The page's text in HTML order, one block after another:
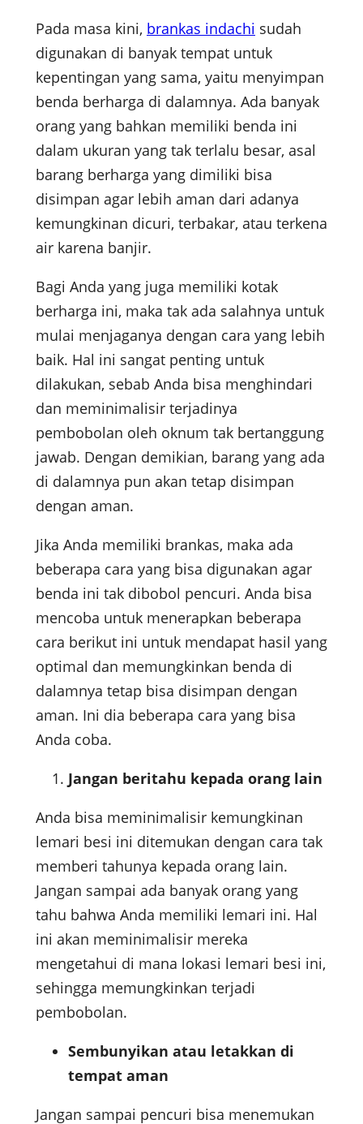
Pada masa kini, brankas indachi sudah
digunakan di banyak tempat untuk
kepentingan yang sama, yaitu menyimpan
benda berharga di dalamnya. Ada banyak
orang yang bahkan memiliki benda ini
dalam ukuran yang tak terlalu besar, asal
barang berharga yang dimiliki bisa
disimpan agar lebih aman dari adanya
kemungkinan dicuri, terbakar, atau terkena
air karena banjir.
Bagi Anda yang juga memiliki kotak
berharga ini, maka tak ada salahnya untuk
mulai menjaganya dengan cara yang lebih
baik. Hal ini sangat penting untuk
dilakukan, sebab Anda bisa menghindari
dan meminimalisir terjadinya
pembobolan oleh oknum tak bertanggung
jawab. Dengan demikian, barang yang ada
di dalamnya pun akan tetap disimpan
dengan aman.
Jika Anda memiliki brankas, maka ada
beberapa cara yang bisa digunakan agar
benda ini tak dibobol pencuri. Anda bisa
mencoba untuk menerapkan beberapa
cara berikut ini untuk mendapat hasil yang
optimal dan memungkinkan benda di
dalamnya tetap bisa disimpan dengan
aman. Ini dia beberapa cara yang bisa
Anda coba.
Jangan beritahu kepada orang lain
Anda bisa meminimalisir kemungkinan
lemari besi ini ditemukan dengan cara tak
memberi tahunya kepada orang lain.
Jangan sampai ada banyak orang yang
tahu bahwa Anda memiliki lemari ini. Hal
ini akan meminimalisir mereka
mengetahui di mana lokasi lemari besi ini,
sehingga memungkinkan terjadi
pembobolan.
Sembunyikan atau letakkan di
tempat aman
Jangan sampai pencuri bisa menemukan